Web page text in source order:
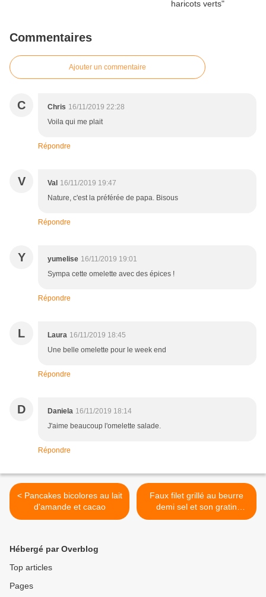
Commentaires
Ajouter un commentaire
C Chris 16/11/2019 22:28
Voila qui me plait
Répondre
V Val 16/11/2019 19:47
Nature, c'est la préférée de papa. Bisous
Répondre
Y yumelise 16/11/2019 19:01
Sympa cette omelette avec des épices !
Répondre
L Laura 16/11/2019 18:45
Une belle omelette pour le week end
Répondre
D Daniela 16/11/2019 18:14
J'aime beaucoup l'omelette salade.
Répondre
< Pancakes bicolores au lait
d'amande et cacao
Faux filet grillé au beurre
demi sel et son gratin
dauphinois >
Hébergé par Overblog
Top articles
Pages